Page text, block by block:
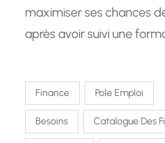
maximiser ses chances
après avoir suivi une
Finance Pole Emploi
Besoins Catalogue Des